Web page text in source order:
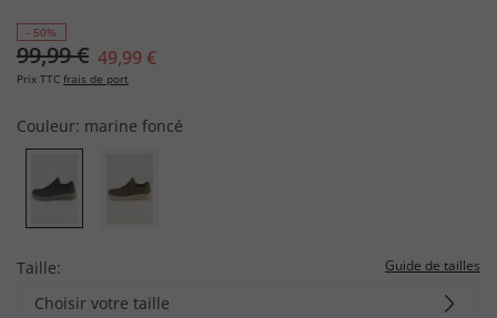
- 50%
99,99 € 49,99 €
Prix TTC frais de port
Couleur: marine foncé
Taille: Guide de tailles
Choisir votre taille